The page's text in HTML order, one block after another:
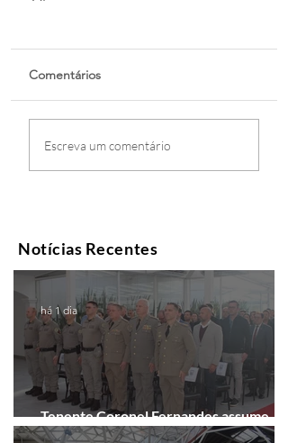
Comentários
Escreva um comentário
Notícias Recentes
Tenente Coronel Fernandes assume
comando do 41º BPM em Gramado
há 1 dia